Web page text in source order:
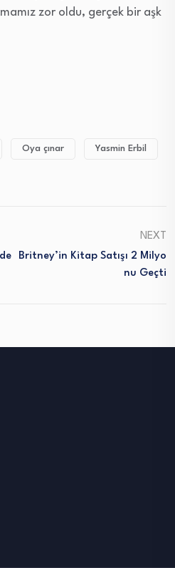
zor oldu, gerçek bir aşk
Oya çınar Yasmin Erbil
NEXT
Britney’in Kitap Satışı 2 Milyo
Nu Geçti